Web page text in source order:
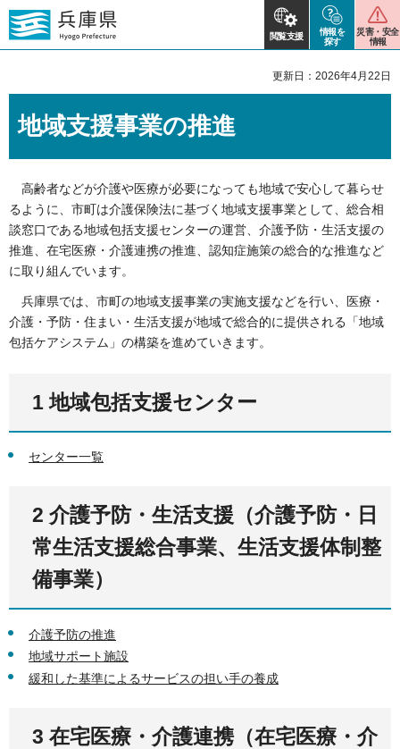
閲覧支援
情報を
探す
災害・安全
情報
更新日：2026年4月22日
地域支援事業の推進
高齢者などが介護や医療が必要になっても地域で安心して暮らせ
るように、市町は介護保険法に基づく地域支援事業として、総合相
談窓口である地域包括支援センターの運営、介護予防・生活支援の
推進、在宅医療・介護連携の推進、認知症施策の総合的な推進など
に取り組んでいます。
兵庫県では、市町の地域支援事業の実施支援などを行い、医療・
介護・予防・住まい・生活支援が地域で総合的に提供される「地域
包括ケアシステム」の構築を進めていきます。
1 地域包括支援センター
センター一覧
2 介護予防・生活支援（介護予防・日
常生活支援総合事業、生活支援体制整
備事業）
介護予防の推進
地域サポート施設
緩和した基準によるサービスの担い手の養成
3 在宅医療・介護連携（在宅医療・介